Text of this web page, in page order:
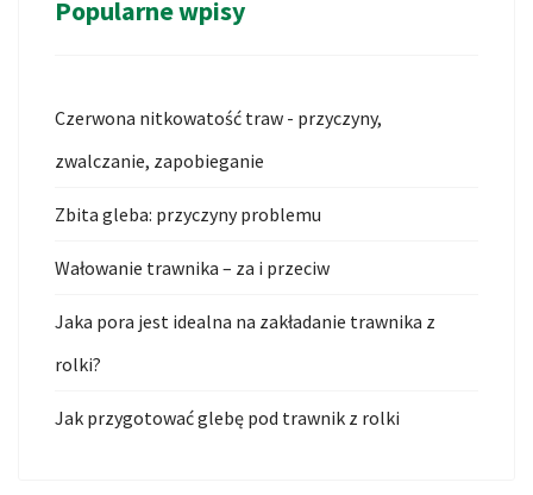
Popularne wpisy
Czerwona nitkowatość traw - przyczyny,
zwalczanie, zapobieganie
Zbita gleba: przyczyny problemu
Wałowanie trawnika – za i przeciw
Jaka pora jest idealna na zakładanie trawnika z
rolki?
Jak przygotować glebę pod trawnik z rolki